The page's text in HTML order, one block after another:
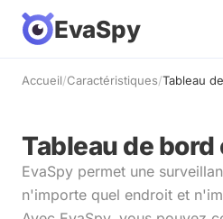
EvaSpy
Accueil/Caractéristiques/Tableau
Tableau de bord
EvaSpy permet une
n'importe quel endroit et